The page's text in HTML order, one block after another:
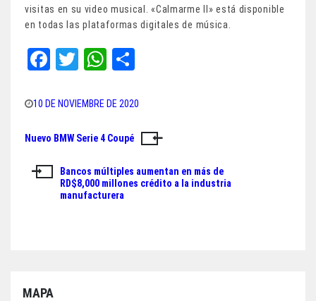
visitas en su video musical. «Calmarme II» está disponible
en todas las plataformas digitales de música.
Fa
bo
ok
T
tt
er
W
ts
A
pp
e
10 DE NOVIEMBRE DE 2020
Navegación
de
entradas
Nuevo BMW Serie 4 Coupé
Bancos múltiples aumentan en más de
RD$8,000 millones crédito a la industria
manufacturera
MAPA